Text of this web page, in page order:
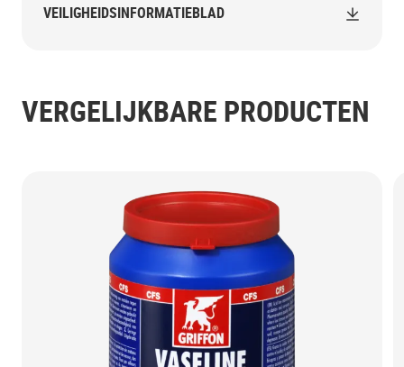
VEILIGHEIDSINFORMATIEBLAD
VERGELIJKBARE PRODUCTEN